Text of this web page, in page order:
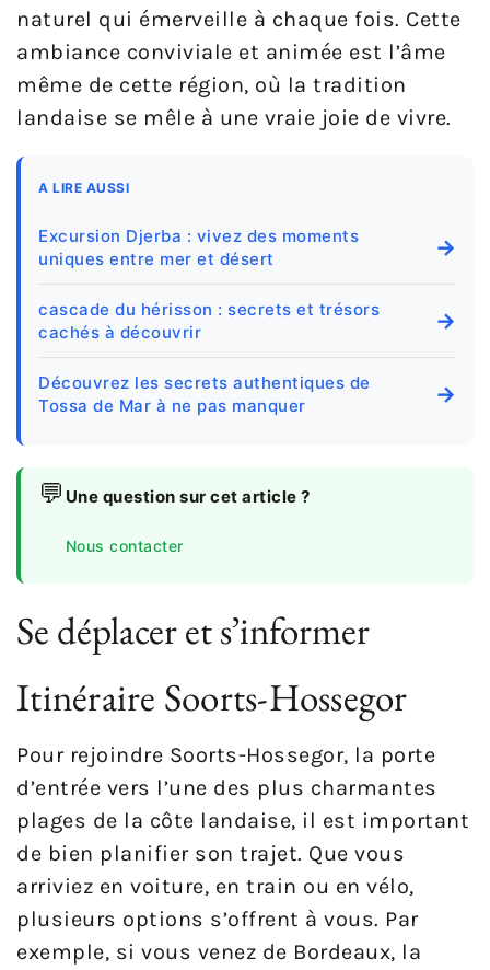
naturel qui émerveille à chaque fois. Cette
ambiance conviviale et animée est l’âme
même de cette région, où la tradition
landaise se mêle à une vraie joie de vivre.
A LIRE AUSSI
Excursion Djerba : vivez des moments
uniques entre mer et désert
→
cascade du hérisson : secrets et trésors
cachés à découvrir
→
Découvrez les secrets authentiques de
Tossa de Mar à ne pas manquer
→
💬 Une question sur cet article ?
Nous contacter
Se déplacer et s’informer
Itinéraire Soorts-Hossegor
Pour rejoindre Soorts-Hossegor, la porte
d’entrée vers l’une des plus charmantes
plages de la côte landaise, il est important
de bien planifier son trajet. Que vous
arriviez en voiture, en train ou en vélo,
plusieurs options s’offrent à vous. Par
exemple, si vous venez de Bordeaux, la